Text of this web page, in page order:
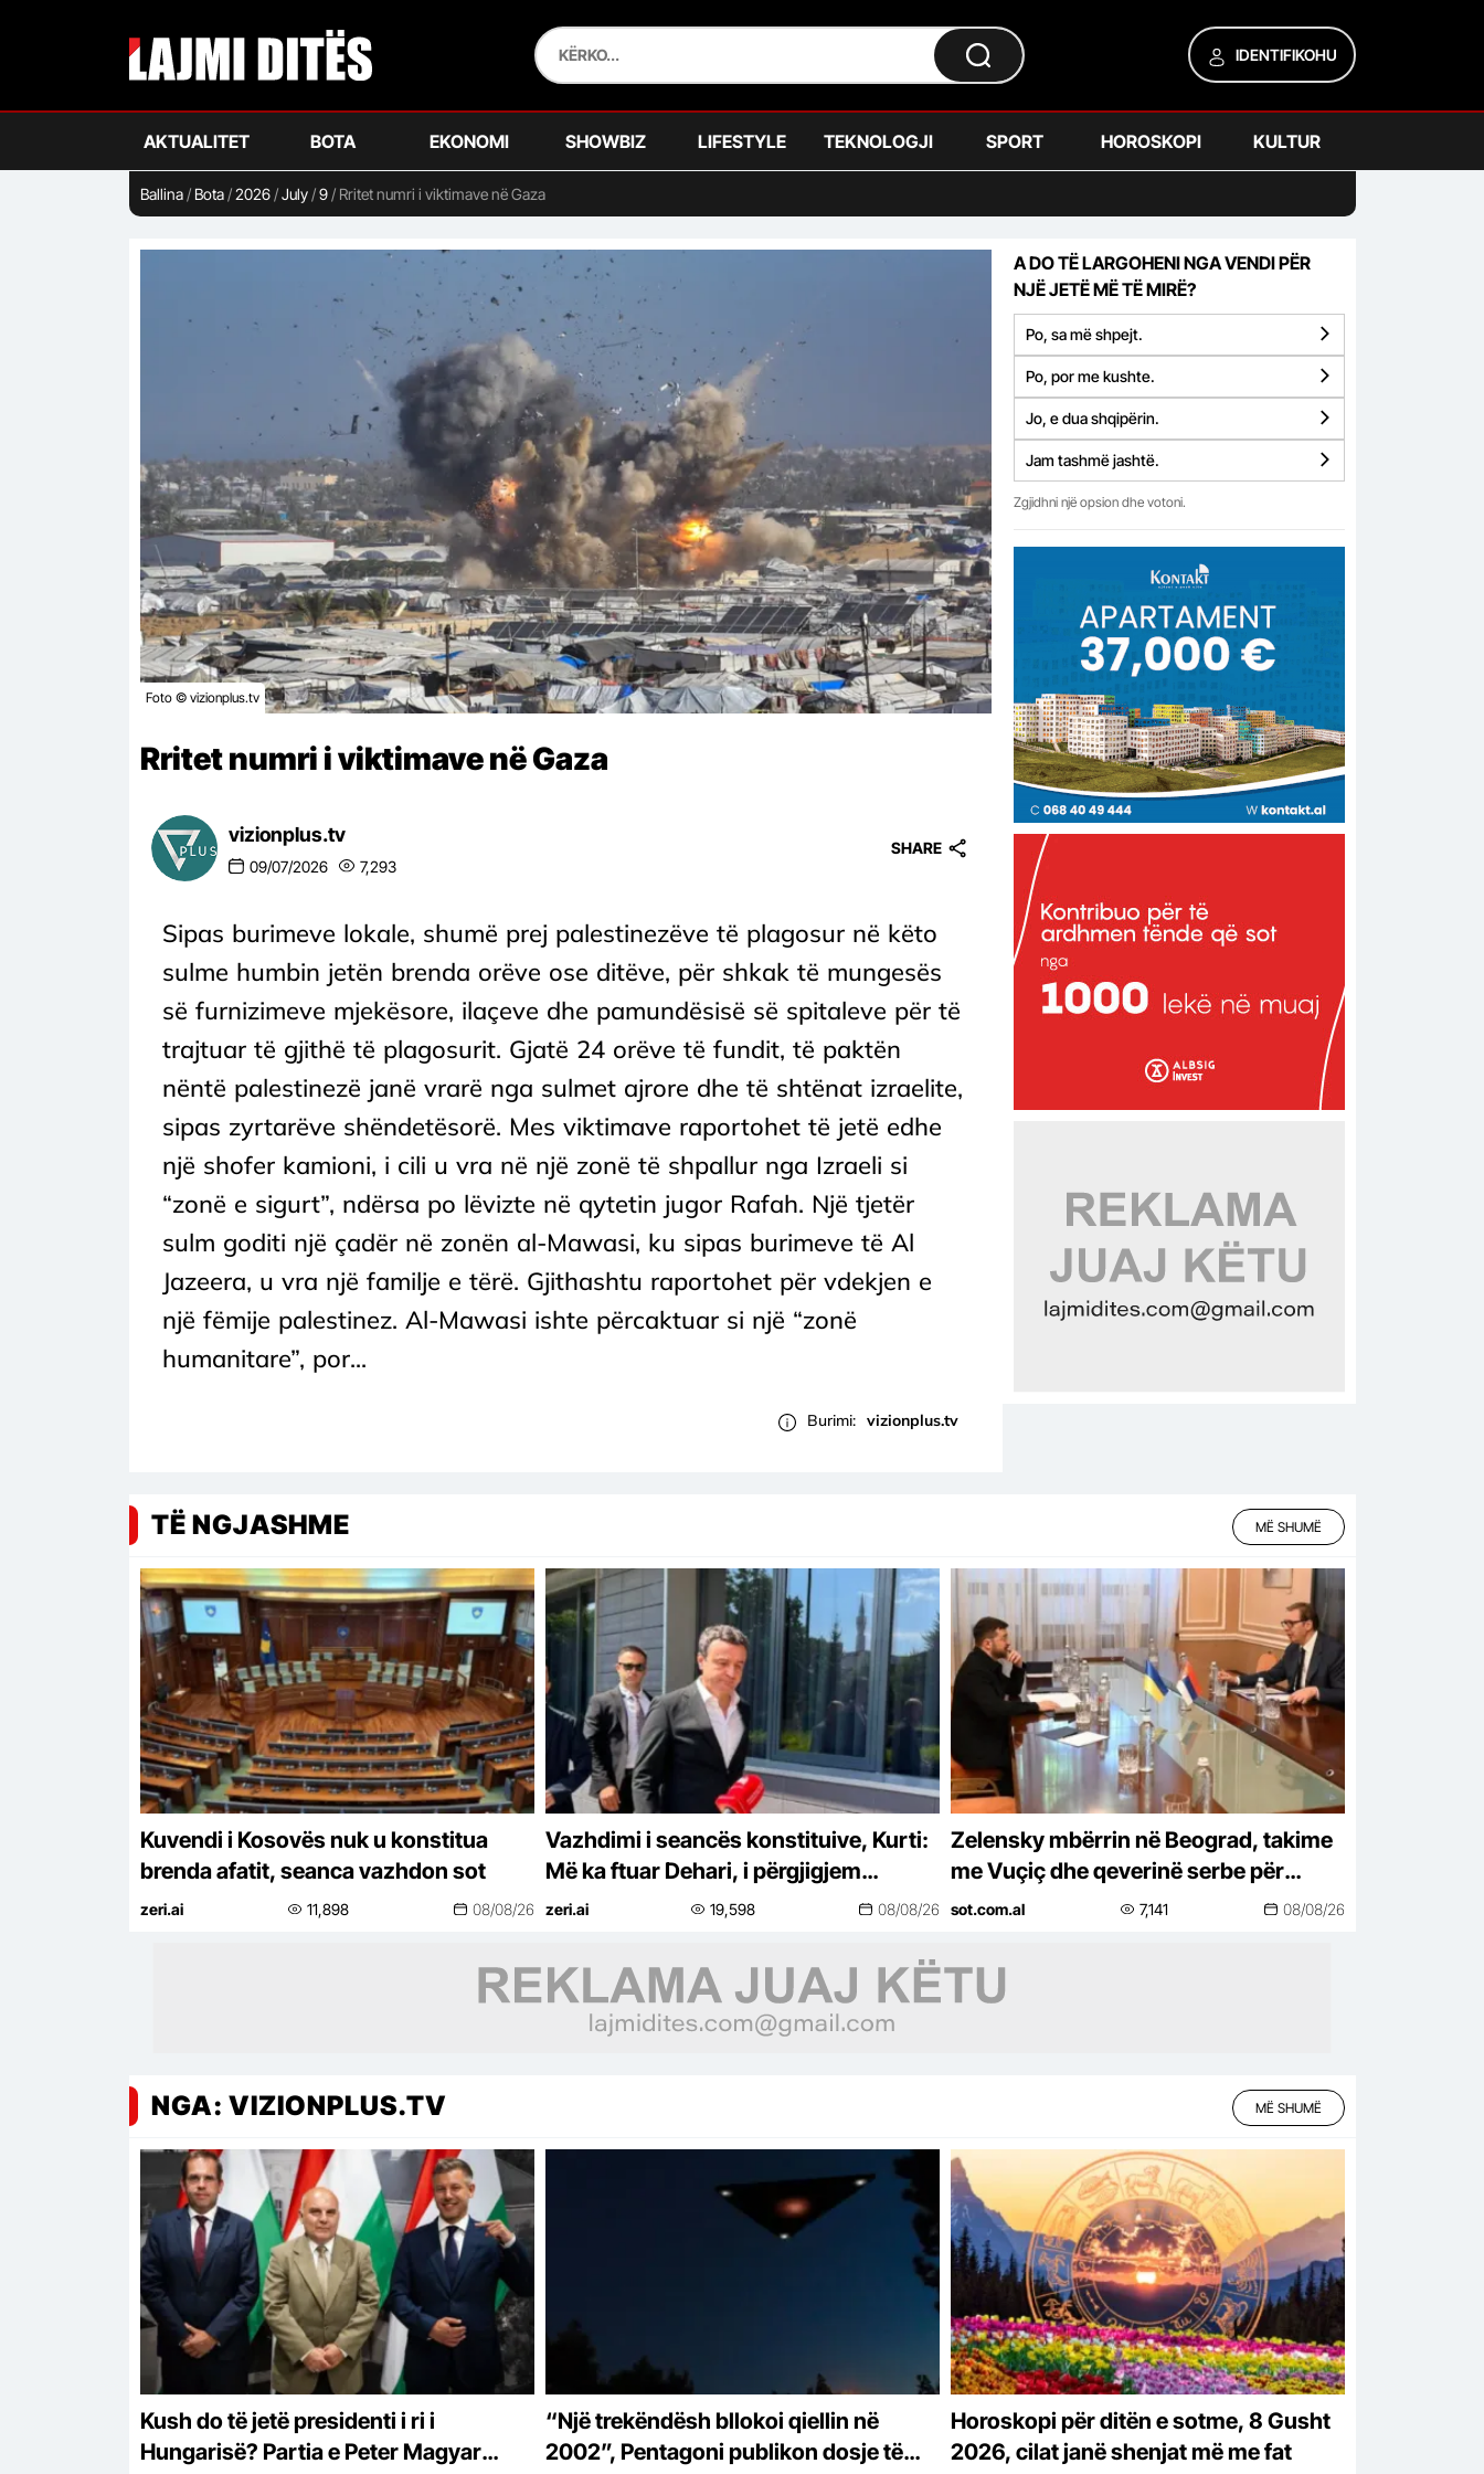
IDENTIFIKOHU
AKTUALITET BOTA EKONOMI SHOWBIZ LIFESTYLE TEKNOLOGJI SPORT HOROSKOPI KULTUR
Ballina/ Bota/2026/July/9/ Rritet numri i viktimave në Gaza
Foto © vizionplus.tv
Rritet numri i viktimave në Gaza
vizionplus.tv
09/07/2026 7,293
SHARE
Sipas burimeve lokale, shumë prej palestinezëve të plagosur në këto
sulme humbin jetën brenda orëve ose ditëve, për shkak të mungesës
së furnizimeve mjekësore, ilaçeve dhe pamundësisë së spitaleve për të
trajtuar të gjithë të plagosurit. Gjatë 24 orëve të fundit, të paktën
nëntë palestinezë janë vrarë nga sulmet ajrore dhe të shtënat izraelite,
sipas zyrtarëve shëndetësorë. Mes viktimave raportohet të jetë edhe
një shofer kamioni, i cili u vra në një zonë të shpallur nga Izraeli si
“zonë e sigurt”, ndërsa po lëvizte në qytetin jugor Rafah. Një tjetër
sulm goditi një çadër në zonën al-Mawasi, ku sipas burimeve të Al
Jazeera, u vra një familje e tërë. Gjithashtu raportohet për vdekjen e
një fëmije palestinez. Al-Mawasi ishte përcaktuar si një “zonë
humanitare”, por...
Burimi: vizionplus.tv
A DO TË LARGOHENI NGA VENDI PËR
NJË JETË MË TË MIRË?
Po, sa më shpejt.
Po, por me kushte.
Jo, e dua shqipërin.
Jam tashmë jashtë.
Zgjidhni një opsion dhe votoni.
TË NGJASHME MË SHUMË
Kuvendi i Kosovës nuk u konstitua
brenda afatit, seanca vazhdon sot
zeri.ai 11,898 08/08/26
Vazhdimi i seancës konstituive, Kurti:
Më ka ftuar Dehari, i përgjigjem
pozitivisht
zeri.ai 19,598 08/08/26
Zelensky mbërrin në Beograd, takime
me Vuçiç dhe qeverinë serbe për
ekonomi, BE-në dhe sigurinë
sot.com.al 7,141 08/08/26
NGA: VIZIONPLUS.TV MË SHUMË
Kush do të jetë presidenti i ri i
Hungarisë? Partia e Peter Magyar
“Një trekëndësh bllokoi qiellin në
2002”, Pentagoni publikon dosje të
Horoskopi për ditën e sotme, 8 Gusht
2026, cilat janë shenjat më me fat